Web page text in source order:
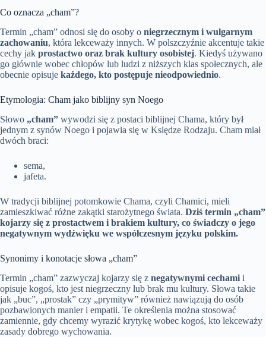
Co oznacza „cham”?
Termin „cham” odnosi się do osoby o niegrzecznym i wulgarnym
zachowaniu, która lekceważy innych. W polszczyźnie akcentuje takie
cechy jak prostactwo oraz brak kultury osobistej. Kiedyś używano
go głównie wobec chłopów lub ludzi z niższych klas społecznych, ale
obecnie opisuje każdego, kto postępuje nieodpowiednio.
Etymologia: Cham jako biblijny syn Noego
Słowo „cham” wywodzi się z postaci biblijnej Chama, który był
jednym z synów Noego i pojawia się w Księdze Rodzaju. Cham miał
dwóch braci:
sema,
jafeta.
W tradycji biblijnej potomkowie Chama, czyli Chamici, mieli
zamieszkiwać różne zakątki starożytnego świata. Dziś termin „cham”
kojarzy się z prostactwem i brakiem kultury, co świadczy o jego
negatywnym wydźwięku we współczesnym języku polskim.
Synonimy i konotacje słowa „cham”
Termin „cham” zazwyczaj kojarzy się z negatywnymi cechami i
opisuje kogoś, kto jest niegrzeczny lub brak mu kultury. Słowa takie
jak „buc”, „prostak” czy „prymityw” również nawiązują do osób
pozbawionych manier i empatii. Te określenia można stosować
zamiennie, gdy chcemy wyrazić krytykę wobec kogoś, kto lekceważy
zasady dobrego wychowania.